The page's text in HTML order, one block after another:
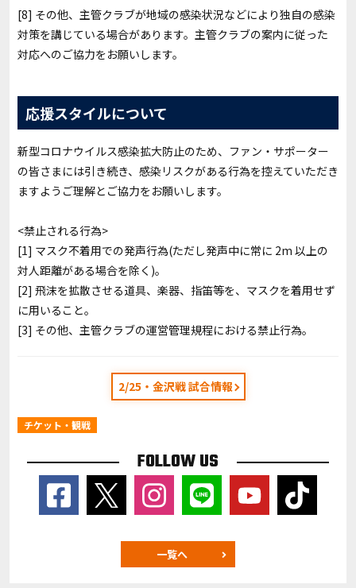
[8] その他、主管クラブが地域の感染状況などにより独自の感染
対策を講じている場合があります。主管クラブの案内に従った
対応へのご協力をお願いします。
応援スタイルについて
新型コロナウイルス感染拡大防止のため、ファン・サポーター
の皆さまには引き続き、感染リスクがある行為を控えていただき
ますようご理解とご協力をお願いします。
<禁止される行為>
[1] マスク不着用での発声行為(ただし発声中に常に 2m 以上の
対人距離がある場合を除く)。
[2] 飛沫を拡散させる道具、楽器、指笛等を、マスクを着用せず
に用いること。
[3] その他、主管クラブの運営管理規程における禁止行為。
2/25・金沢戦 試合情報
チケット・観戦
FOLLOW US
一覧へ